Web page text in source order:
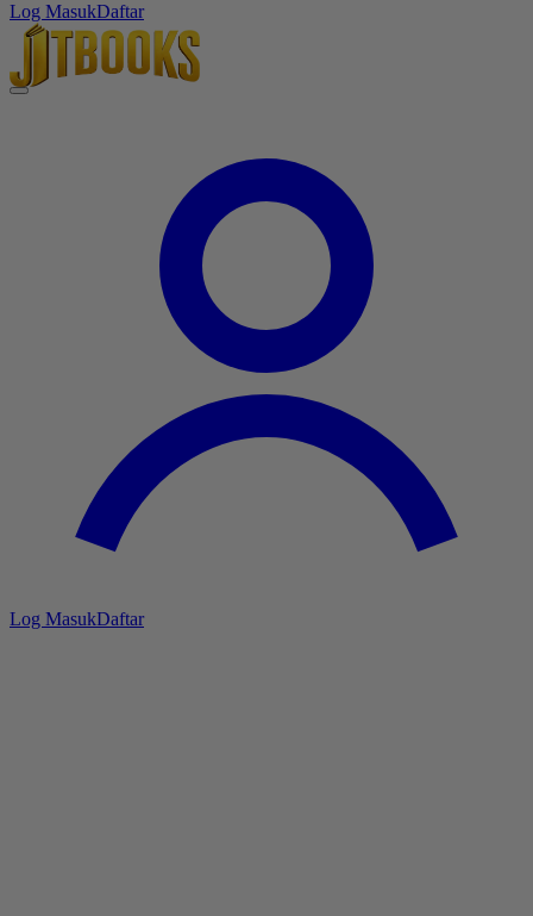
Log MasukDaftar
Log MasukDaftar